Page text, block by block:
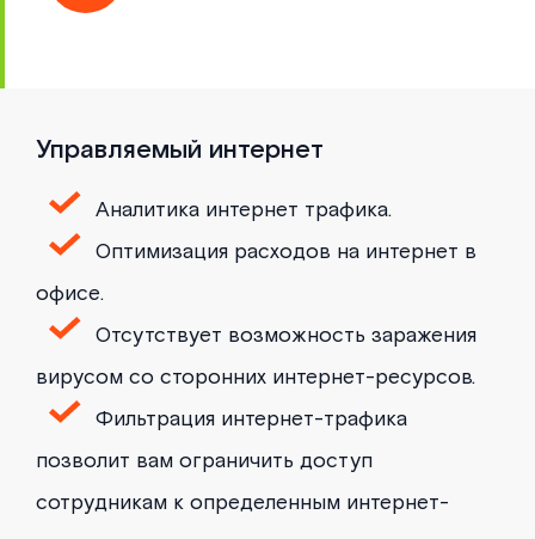
Управляемый интернет
Аналитика интернет трафика.
Оптимизация расходов на интернет в
офисе.
Отсутствует возможность заражения
вирусом со сторонних интернет-ресурсов.
Фильтрация интернет-трафика
позволит вам ограничить доступ
сотрудникам к определенным интернет-